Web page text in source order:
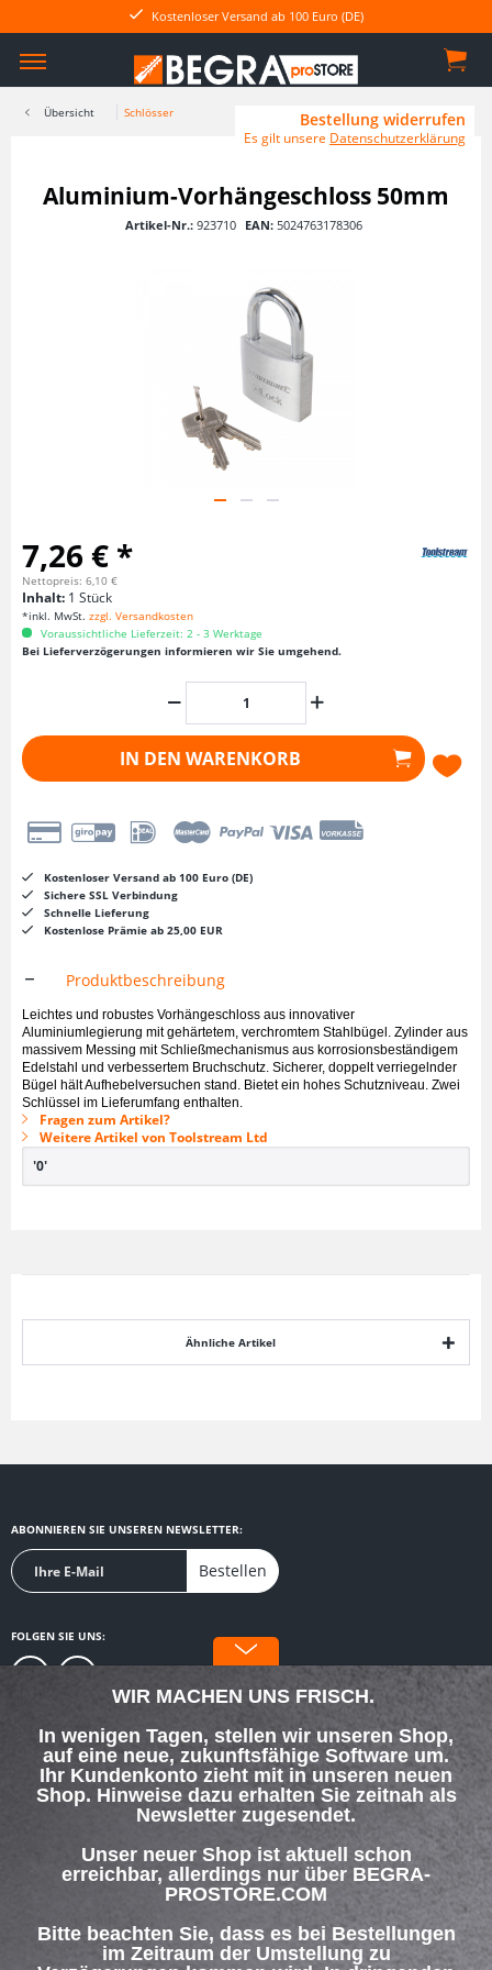
Kostenloser Versand ab 100 Euro (DE)
Übersicht Schlösser
Aluminium-Vorhängeschloss 50mm
Artikel-Nr.: 923710 EAN: 5024763178306
7,26 € *
Nettopreis: 6,10 €
Inhalt: 1 Stück
*inkl. MwSt. zzgl. Versandkosten
Voraussichtliche Lieferzeit: 2 - 3 Werktage
Bei Lieferverzögerungen informieren wir Sie umgehend.
IN DEN WARENKORB
Kostenloser Versand ab 100 Euro (DE)
Sichere SSL Verbindung
Schnelle Lieferung
Kostenlose Prämie ab 25,00 EUR
Produktbeschreibung
Leichtes und robustes Vorhängeschloss aus innovativer
Aluminiumlegierung mit gehärtetem, verchromtem Stahlbügel. Zylinder aus
massivem Messing mit Schließmechanismus aus korrosionsbeständigem
Edelstahl und verbessertem Bruchschutz. Sicherer, doppelt verriegelnder
Bügel hält Aufhebelversuchen stand. Bietet ein hohes Schutzniveau. Zwei
Schlüssel im Lieferumfang enthalten.
Fragen zum Artikel?
Weitere Artikel von Toolstream Ltd
'0'
Ähnliche Artikel
ABONNIEREN SIE UNSEREN NEWSLETTER:
Bestellen
FOLGEN SIE UNS:
WIR MACHEN UNS FRISCH.
In wenigen Tagen, stellen wir unseren Shop,
auf eine neue, zukunftsfähige Software um.
Ihr Kundenkonto zieht mit in unseren neuen
Shop. Hinweise dazu erhalten Sie zeitnah als
Newsletter zugesendet.
Unser neuer Shop ist aktuell schon
erreichbar, allerdings nur über BEGRA-
PROSTORE.COM
Bitte beachten Sie, dass es bei Bestellungen
im Zeitraum der Umstellung zu
SERVICE HOTLINE
INFORMATIONEN
Bestellung widerrufen
Es gilt unsere Datenschutzerklärung